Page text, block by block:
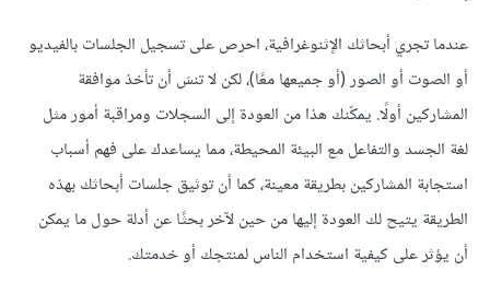
عندما تجري أبحاثك الإثنوغرافية، احرص على تسجيل الجلسات بالفيديو
أو الصوت أو الصور (أو جميعها معًا)، لكن لا تنسَ أن تأخذ موافقة
المشاركين أولًا. يمكّنك هذا من العودة إلى السجلات ومراقبة أمور مثل
لغة الجسد والتفاعل مع البيئة المحيطة، مما يساعدك على فهم أسباب
استجابة المشاركين بطريقة معينة، كما أن توثيق جلسات أبحاثك بهذه
الطريقة يتيح لك العودة إليها من حين لآخر بحثًا عن أدلة حول ما يمكن
أن يؤثر على كيفية استخدام الناس لمنتجك أو خدمتك.